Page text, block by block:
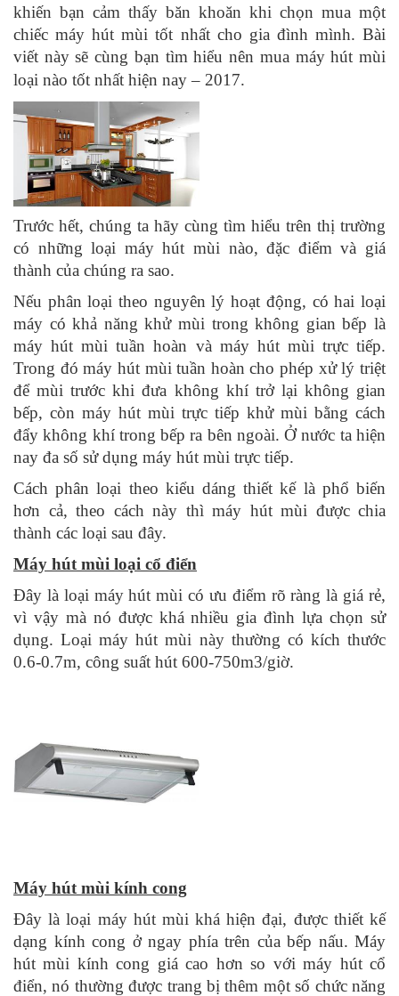
khiến bạn cảm thấy băn khoăn khi chọn mua một
chiếc máy hút mùi tốt nhất cho gia đình mình. Bài
viết này sẽ cùng bạn tìm hiểu nên mua máy hút mùi
loại nào tốt nhất hiện nay – 2017.
Trước hết, chúng ta hãy cùng tìm hiểu trên thị trường
có những loại máy hút mùi nào, đặc điểm và giá
thành của chúng ra sao.
Nếu phân loại theo nguyên lý hoạt động, có hai loại
máy có khả năng khử mùi trong không gian bếp là
máy hút mùi tuần hoàn và máy hút mùi trực tiếp.
Trong đó máy hút mùi tuần hoàn cho phép xử lý triệt
để mùi trước khi đưa không khí trở lại không gian
bếp, còn máy hút mùi trực tiếp khử mùi bằng cách
đẩy không khí trong bếp ra bên ngoài. Ở nước ta hiện
nay đa số sử dụng máy hút mùi trực tiếp.
Cách phân loại theo kiểu dáng thiết kế là phổ biến
hơn cả, theo cách này thì máy hút mùi được chia
thành các loại sau đây.
Máy hút mùi loại cổ điển
Đây là loại máy hút mùi có ưu điểm rõ ràng là giá rẻ,
vì vậy mà nó được khá nhiều gia đình lựa chọn sử
dụng. Loại máy hút mùi này thường có kích thước
0.6-0.7m, công suất hút 600-750m3/giờ.
Máy hút mùi kính cong
Đây là loại máy hút mùi khá hiện đại, được thiết kế
dạng kính cong ở ngay phía trên của bếp nấu. Máy
hút mùi kính cong giá cao hơn so với máy hút cổ
điển, nó thường được trang bị thêm một số chức năng